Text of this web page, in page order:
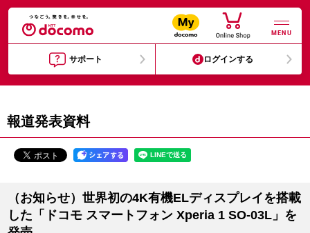
MENU
サポート ログインする
報道発表資料
（お知らせ）世界初の4K有機ELディスプレイを搭載
した「ドコモ スマートフォン Xperia 1 SO-03L」を